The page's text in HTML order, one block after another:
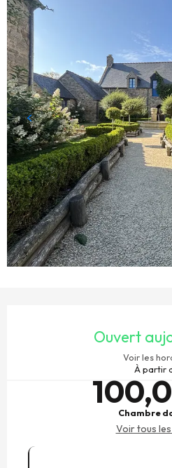
Ouvert
Voir les
À partir
Chambre
Voir tous